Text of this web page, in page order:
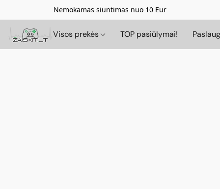
Nemokamas siuntimas nuo 10 Eur
Visos prekės TOP pasiūlymai!